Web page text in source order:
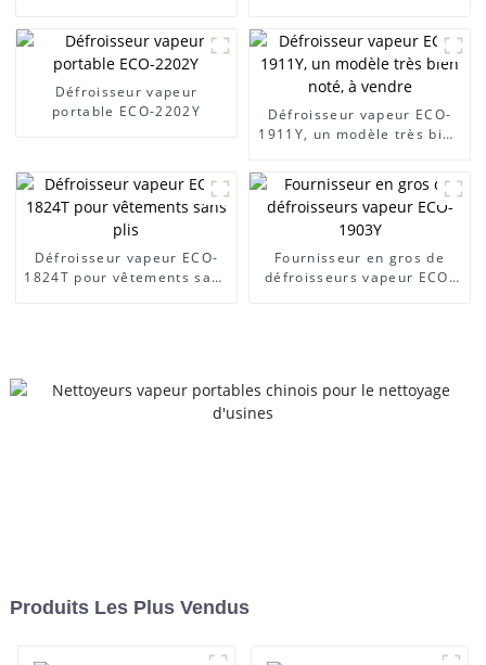
Défroisseur vapeur
portable ECO-2202Y
Défroisseur vapeur ECO-
1911Y, un modèle très bien
Défroisseur vapeur ECO-
1824T pour vêtements sans
Fournisseur en gros de
défroisseurs vapeur ECO-
Produits Les Plus Vendus